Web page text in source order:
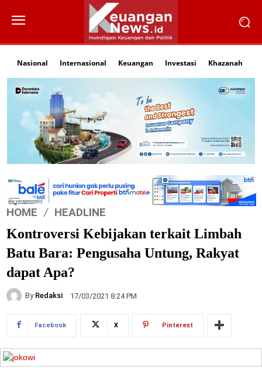
Nasional Internasional Keuangan Investasi Khazanah
HOME HEADLINE
Kontroversi Kebijakan terkait Limbah
Batu Bara: Pengusaha Untung, Rakyat
dapat Apa?
By Redaksi 17/03/2021 8:24 PM
Facebook X Pinterest